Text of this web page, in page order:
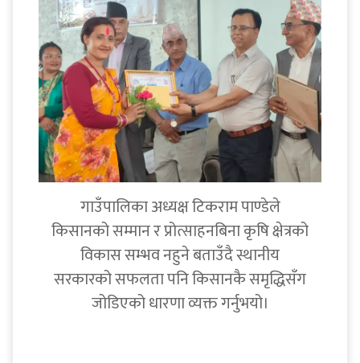
गाउँपालिका अध्यक्ष टिकराम पाण्डेले
किसानको सम्मान र प्रोत्साहनबिना कृषि क्षेत्रको
विकास सम्भव नहुने बताउँदै स्थानीय
सरकारको सफलता पनि किसानकै समृद्धिसँग
जोडिएको धारणा व्यक्त गर्नुभयो।